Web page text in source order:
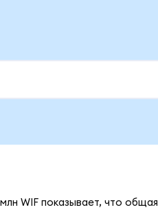
WIF показывает, что общая